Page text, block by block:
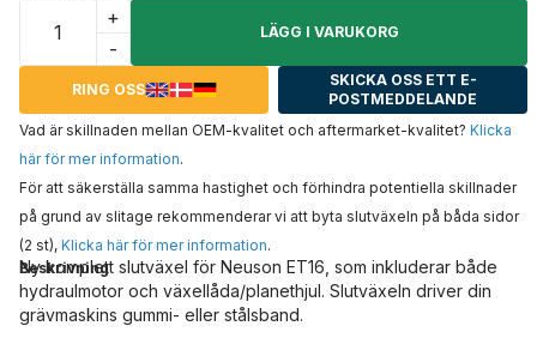
+
-
LÄGG I VARUKORG
RING OSS
SKICKA OSS ETT E-
POSTMEDDELANDE
Vad är skillnaden mellan OEM-kvalitet och aftermarket-kvalitet? Klicka
här för mer information.
För att säkerställa samma hastighet och förhindra potentiella skillnader
på grund av slitage rekommenderar vi att byta slutväxeln på båda sidor
(2 st), Klicka här för mer information.
Beskrivning
Ny komplett slutväxel för Neuson ET16, som inkluderar både
hydraulmotor och växellåda/planethjul. Slutväxeln driver din
grävmaskins gummi- eller stålsband.